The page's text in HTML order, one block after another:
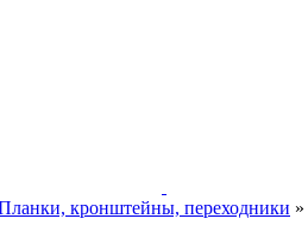
кронштейны, переходники »